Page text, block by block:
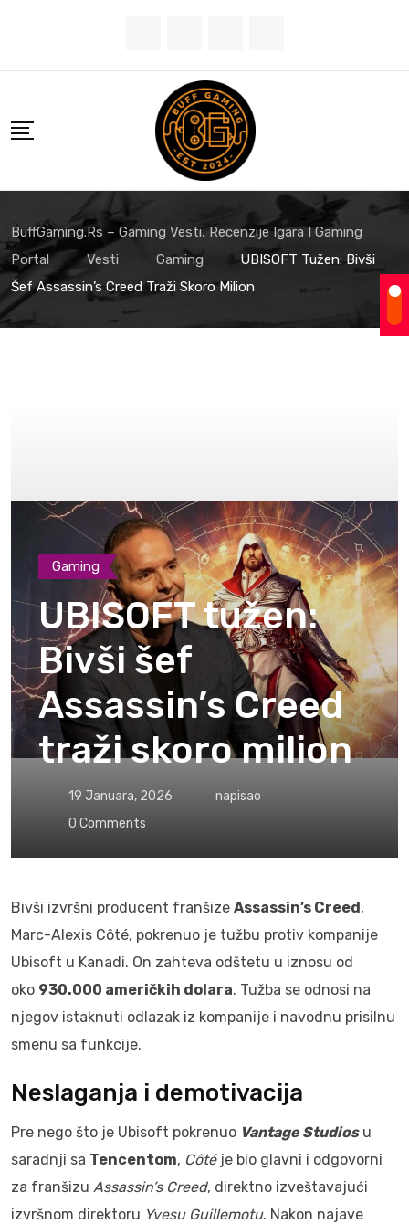
content
BuffGaming.rs – Gaming Vesti, Recenzije Igara I Gaming
Portal
Vesti Gaming
UBISOFT Tužen: Bivši
Šef Assassin’s Creed Traži Skoro Milion
Gaming
UBISOFT tužen:
Bivši šef
Assassin’s Creed
traži skoro milion
19 Januara, 2026
napisao
0 Comments
Bivši izvršni producent franšize Assassin’s Creed,
Marc-Alexis Côté, pokrenuo je tužbu protiv kompanije
Ubisoft u Kanadi. On zahteva odštetu u iznosu od
oko 930.000 američkih dolara. Tužba se odnosi na
njegov istaknuti odlazak iz kompanije i navodnu prisilnu
smenu sa funkcije.
Neslaganja i demotivacija
Pre nego što je Ubisoft pokrenuo Vantage Studiosu
saradnji sa Tencentom, Côtéje bio glavni i odgovorni
za franšizu Assassin’s Creed, direktno izveštavajući
izvršnom direktoru Yvesu Guillemotu. Nakon najave